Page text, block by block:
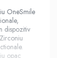
OneSmile
dispozitiv
opac